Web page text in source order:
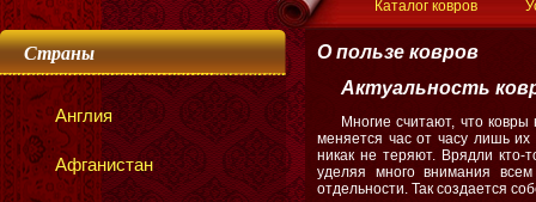
Страны
Англия
Афганистан
Каталог ковров
О пользе ковров
Актуальность
Многие считают, что
меняется час от часу лишь
никак не теряют. Врядли кто-
уделяя много внимания
отдельности. Так создается